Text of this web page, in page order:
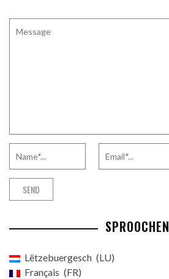
SPROOCHEN
Lëtzebuergesch
LU
Français
FR